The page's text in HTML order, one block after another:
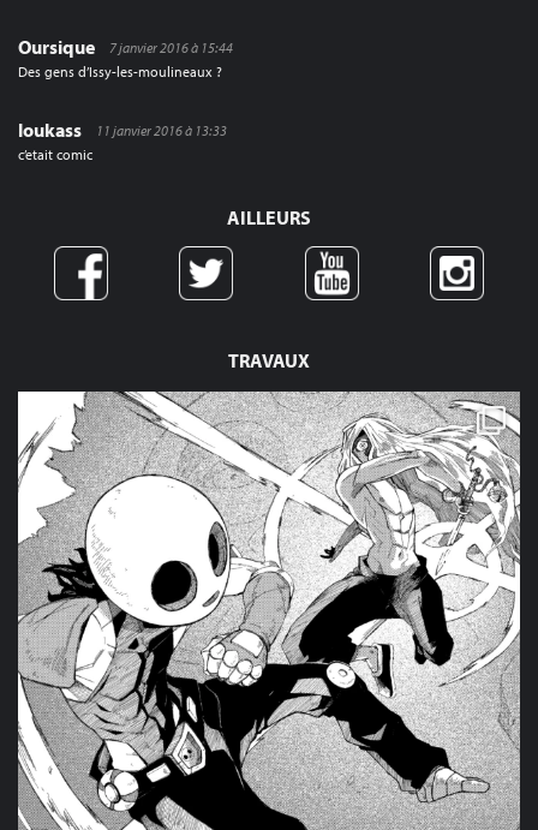
TRAVAUX
Oursique
7 janvier 2016 à 15:44
Des gens d’Issy-les-moulineaux ?
loukass
11 janvier 2016 à 13:33
c’etait comic
AILLEURS